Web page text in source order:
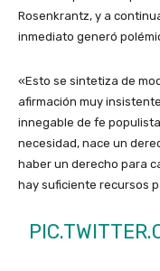
Rosenkrantz, y a
inmediato generó
«Esto se sintetiza de
afirmación muy
innegable de fe
necesidad, nace un
haber un derecho para
hay suficiente recursos